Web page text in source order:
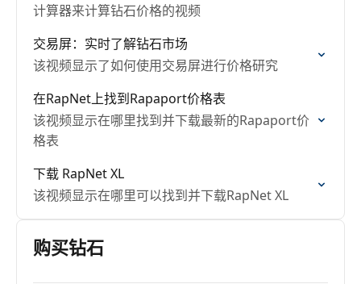
计算器来计算钻石价格的视频
交易屏：实时了解钻石市场
该视频显示了如何使用交易屏进行价格研究
在RapNet上找到Rapaport价格表
该视频显示在哪里找到并下载最新的Rapaport价
格表
下载 RapNet XL
该视频显示在哪里可以找到并下载RapNet XL
购买钻石